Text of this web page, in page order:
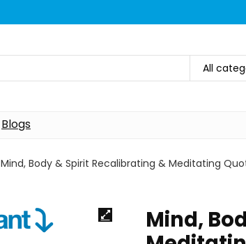
All
Blogs
Mind, Body & Spirit Recalibrating & Meditating
Mind,